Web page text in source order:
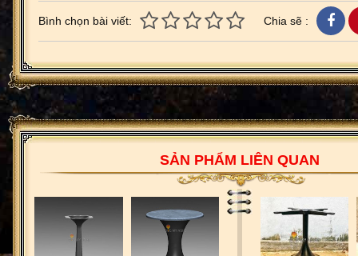
Bình chọn bài viết: Chia sẽ :
SẢN PHẨM LIÊN QUAN